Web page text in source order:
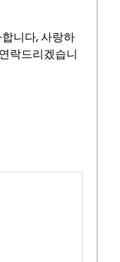
니다, 사랑하
락드리겠습니